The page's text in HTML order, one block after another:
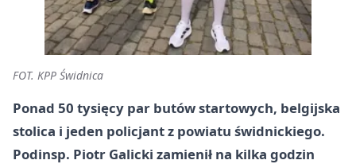
FOT. KPP Świdnica
Ponad 50 tysięcy par butów startowych, belgijska
stolica i jeden policjant z powiatu świdnickiego.
Podinsp. Piotr Galicki zamienił na kilka godzin